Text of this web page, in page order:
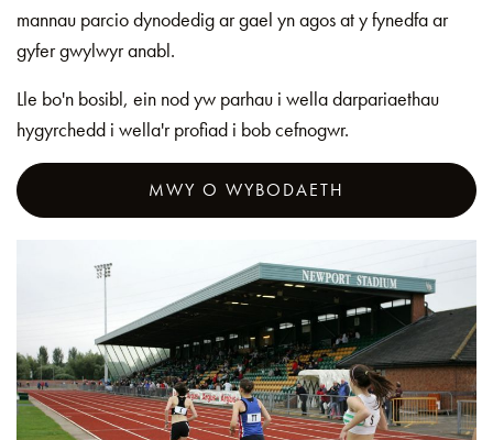
mannau parcio dynodedig ar gael yn agos at y fynedfa ar
gyfer gwylwyr anabl.
Lle bo'n bosibl, ein nod yw parhau i wella darpariaethau
hygyrchedd i wella'r profiad i bob cefnogwr.
MWY O WYBODAETH